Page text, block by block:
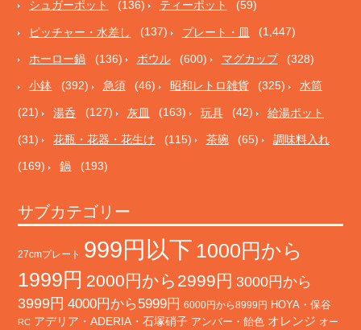
シュガーポット (136) ティーポット (59)
ピッチャー・水差し (137) プレート・皿 (1,447)
ホーロー鍋 (136) ボウル (600) マグカップ (328)
小鉢 (392) 急須 (46) 昭和レトロ雑貨 (325) 水筒
(21) 湯呑 (127) 灰皿 (163) 玩具 (42) 給湯ポット
(31) 花瓶・花器・花生け (115) 茶碗 (65) 調味料入れ
(169) 鍋 (193)
サブカテゴリー
27cmプレート 999円以下 1000円から
1999円 2000円から2999円 3000円から
3999円 4000円から5999円 6000円から8999円 HOYA・保谷
RC アデリア・ADERIA・石塚硝子 アンバー・飴色 オレンジ オー